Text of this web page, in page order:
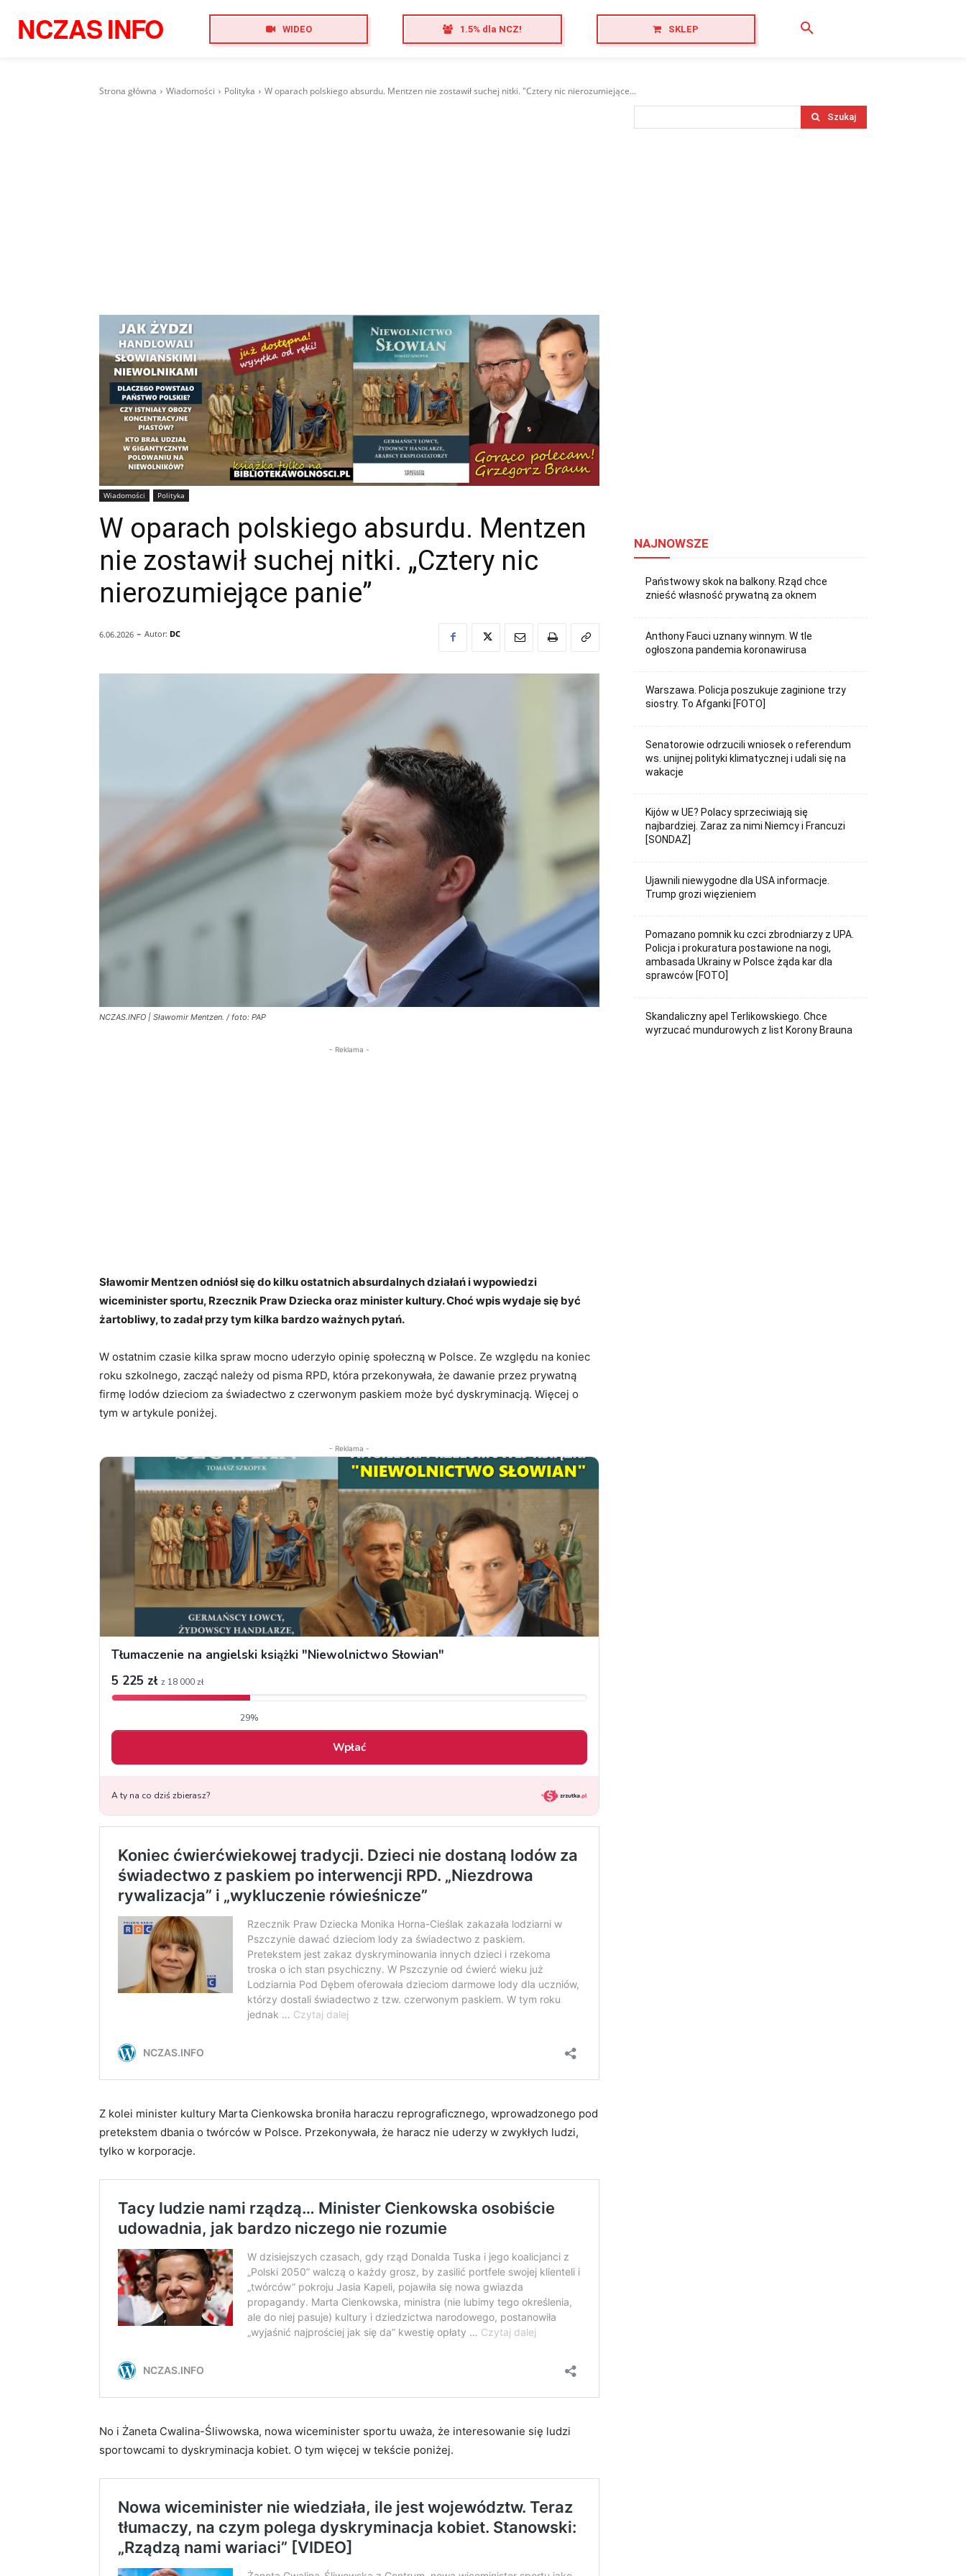
NCZASINFO WIDEO 1.5% dla NCZ! SKLEP
Strona główna Wiadomości Polityka W oparach polskiego absurdu. Mentzen nie zostawił suchej nitki. "Cztery nic nierozumiejące...
Wiadomości Polityka
W oparach polskiego absurdu. Mentzen
nie zostawił suchej nitki. „Cztery nic
nierozumiejące panie”
6.06.2026 - Autor: DC
NCZAS.INFO | Sławomir Mentzen. / foto: PAP
- Reklama -
Sławomir Mentzen odniósł się do kilku ostatnich absurdalnych działań i wypowiedzi
wiceminister sportu, Rzecznik Praw Dziecka oraz minister kultury. Choć wpis wydaje się być
żartobliwy, to zadał przy tym kilka bardzo ważnych pytań.
W ostatnim czasie kilka spraw mocno uderzyło opinię społeczną w Polsce. Ze względu na koniec
roku szkolnego, zacząć należy od pisma RPD, która przekonywała, że dawanie przez prywatną
firmę lodów dzieciom za świadectwo z czerwonym paskiem może być dyskryminacją. Więcej o
tym w artykule poniżej.
- Reklama -
Z kolei minister kultury Marta Cienkowska broniła haraczu reprograficznego, wprowadzonego pod
pretekstem dbania o twórców w Polsce. Przekonywała, że haracz nie uderzy w zwykłych ludzi,
tylko w korporacje.
No i Żaneta Cwalina-Śliwowska, nowa wiceminister sportu uważa, że interesowanie się ludzi
sportowcami to dyskryminacja kobiet. O tym więcej w tekście poniżej.
Szukaj
NAJNOWSZE
Państwowy skok na balkony. Rząd chce
znieść własność prywatną za oknem
Anthony Fauci uznany winnym. W tle
ogłoszona pandemia koronawirusa
Warszawa. Policja poszukuje zaginione trzy
siostry. To Afganki [FOTO]
Senatorowie odrzucili wniosek o referendum
ws. unijnej polityki klimatycznej i udali się na
wakacje
Kijów w UE? Polacy sprzeciwiają się
najbardziej. Zaraz za nimi Niemcy i Francuzi
[SONDAŻ]
Ujawnili niewygodne dla USA informacje.
Trump grozi więzieniem
Pomazano pomnik ku czci zbrodniarzy z UPA.
Policja i prokuratura postawione na nogi,
ambasada Ukrainy w Polsce żąda kar dla
sprawców [FOTO]
Skandaliczny apel Terlikowskiego. Chce
wyrzucać mundurowych z list Korony Brauna